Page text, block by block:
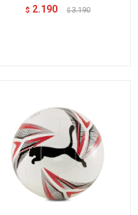
$ 2.190 $ 3.190